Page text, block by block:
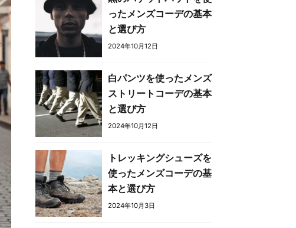
ったメンズコーデの基本
と選び方
2024年10月12日
白パンツを使ったメンズ
ストリートコーデの基本
と選び方
2024年10月12日
トレッキングシューズを
使ったメンズコーデの基
本と選び方
2024年10月3日